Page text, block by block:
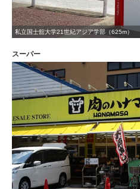
私立国士舘大学21世紀アジア学部（625m）
スーパー